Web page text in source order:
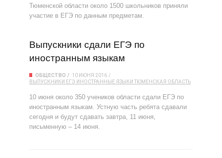
Тюменской области около 1500 школьников приняли
участие в ЕГЭ по данным предметам.
Выпускники сдали ЕГЭ по
иностранным языкам
ОБЩЕСТВО
10 ИЮНЯ 2016
ВЫПУСКНИКИ ЕГЭ ИНОСТРАННЫЕ ЯЗЫКИ ТЮМЕНСКАЯ ОБЛАСТЬ
10 июня около 350 учеников области сдали ЕГЭ по
иностранным языкам. Устную часть ребята сдавали
сегодня и будут сдавать завтра, 11 июня,
письменную – 14 июня.